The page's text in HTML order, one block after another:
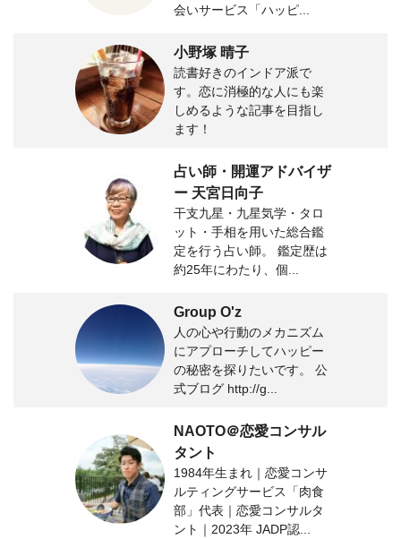
会いサービス「ハッピ...
小野塚 晴子
読書好きのインドア派で
す。恋に消極的な人にも楽
しめるような記事を目指し
ます！
占い師・開運アドバイザ
ー 天宮日向子
干支九星・九星気学・タロ
ット・手相を用いた総合鑑
定を行う占い師。 鑑定歴は
約25年にわたり、個...
Group O'z
人の心や行動のメカニズム
にアプローチしてハッピー
の秘密を探りたいです。 公
式ブログ http://g...
NAOTO＠恋愛コンサル
タント
1984年生まれ｜恋愛コンサ
ルティングサービス「肉食
部」代表｜恋愛コンサルタ
ント｜2023年 JADP認...